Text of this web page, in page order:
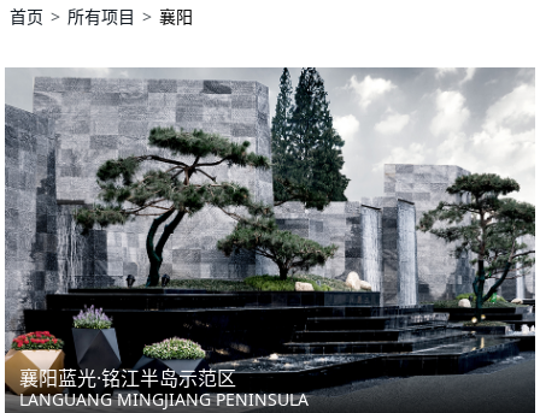
首页 所有项目 襄阳
襄阳蓝光·铭江半岛示范区
LANGUANG MINGJIANG PENINSULA